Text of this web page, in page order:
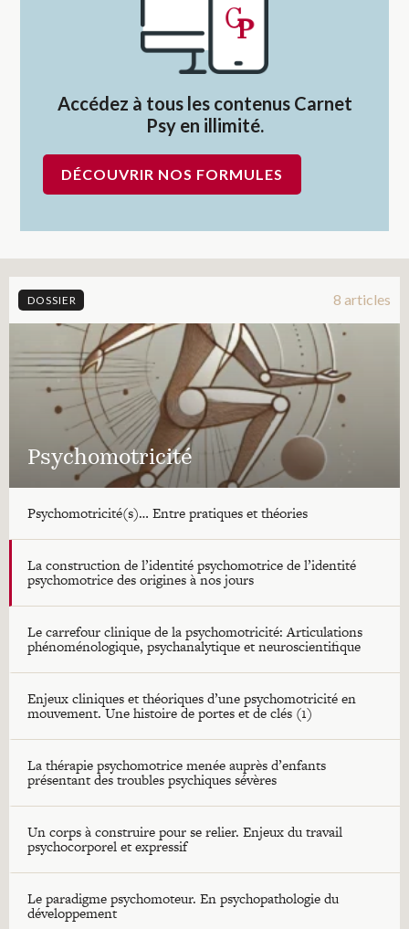
Accédez à tous les contenus Carnet
Psy en illimité.
DÉCOUVRIR NOS FORMULES
DOSSIER 8 articles
Psychomotricité
Psychomotricité(s)… Entre pratiques et théories
La construction de l’identité psychomotrice de l’identité
psychomotrice des origines à nos jours
Le carrefour clinique de la psychomotricité: Articulations
phénoménologique, psychanalytique et neuroscientifique
Enjeux cliniques et théoriques d’une psychomotricité en
mouvement. Une histoire de portes et de clés (1)
La thérapie psychomotrice menée auprès d’enfants
présentant des troubles psychiques sévères
Un corps à construire pour se relier. Enjeux du travail
psychocorporel et expressif
Le paradigme psychomoteur. En psychopathologie du
développement